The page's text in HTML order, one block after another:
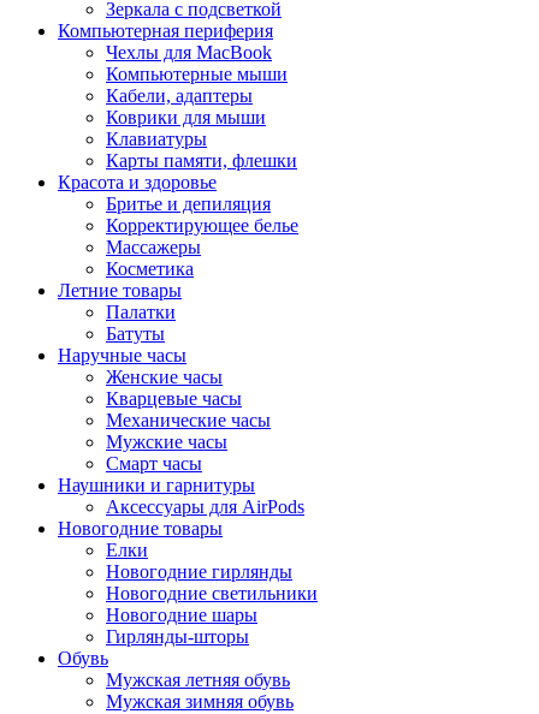
Зеркала с подсветкой
Компьютерная периферия
Чехлы для MacBook
Компьютерные мыши
Кабели, адаптеры
Коврики для мыши
Клавиатуры
Карты памяти, флешки
Красота и здоровье
Бритье и депиляция
Корректирующее белье
Массажеры
Косметика
Летние товары
Палатки
Батуты
Наручные часы
Женские часы
Кварцевые часы
Механические часы
Мужские часы
Смарт часы
Наушники и гарнитуры
Аксессуары для AirPods
Новогодние товары
Елки
Новогодние гирлянды
Новогодние светильники
Новогодние шары
Гирлянды-шторы
Обувь
Мужская летняя обувь
Мужская зимняя обувь